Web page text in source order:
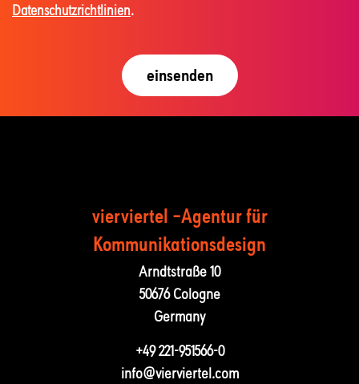
Datenschutzrichtlinien.
vierviertel –Agentur für
Kommunika­tions­design
Arndtstraße 10
50676 Cologne
Germany
+49 221-951566-0
info@vierviertel.com